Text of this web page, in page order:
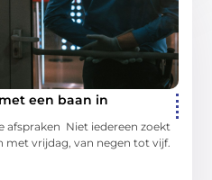
een baan in
afspraken Niet iedereen zoekt
met vrijdag, van negen tot vijf.